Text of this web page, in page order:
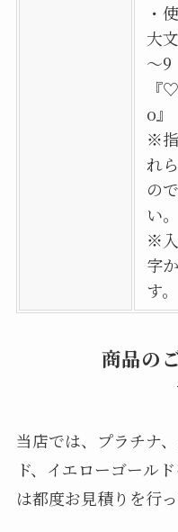
・
大
～9
『
o』
※
れ
の
い。
※
字
す。
商品の
当店では、プラチナ
ド、イエローゴール
は都度お見積りを行っ